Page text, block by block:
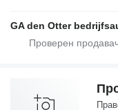
GA den Otter